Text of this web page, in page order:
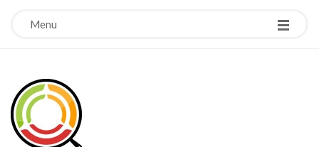
Menu